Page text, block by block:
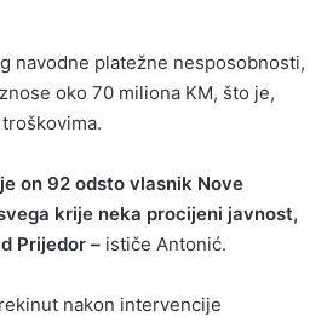
navodne platežne nesposobnosti,
oko 70 miliona KM, što je,
on 92 odsto vlasnik Nove
krije neka procijeni javnost,
Prijedor – ističe Antonić.
nakon intervencije